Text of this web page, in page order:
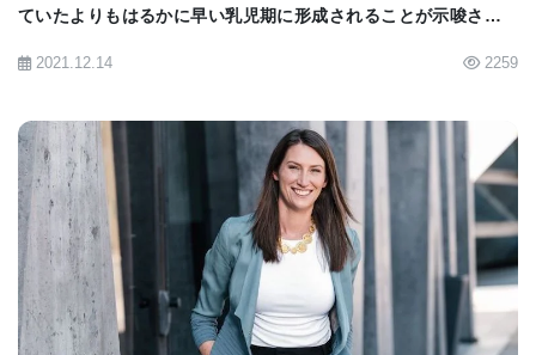
細胞型特異的遺伝子
特定の網膜神経節細胞タイプでのみアクティブな遺
伝子を発見した。 これらの遺伝子と標的ゲノム編集
の助けを借りて、彼らは選択された網膜神経節細胞
タイプへの遺伝的アクセス（それらの構造と機能を
研究するための前提条件）を得た。
ほぼ透明なゼブラフィッシュでは、網膜神経節細胞
ていたよりもはるかに早い乳児期に形成されることが示唆され
2021.12.14 2259
BIOMARKET JP